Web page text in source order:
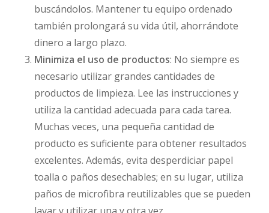
buscándolos. Mantener tu equipo ordenado
también prolongará su vida útil, ahorrándote
dinero a largo plazo.
Minimiza el uso de productos: No siempre es
necesario utilizar grandes cantidades de
productos de limpieza. Lee las instrucciones y
utiliza la cantidad adecuada para cada tarea.
Muchas veces, una pequeña cantidad de
producto es suficiente para obtener resultados
excelentes. Además, evita desperdiciar papel
toalla o paños desechables; en su lugar, utiliza
paños de microfibra reutilizables que se pueden